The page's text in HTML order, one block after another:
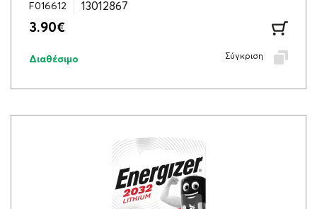
F016612 13012867
3.90€
Διαθέσιμο Σύγκριση